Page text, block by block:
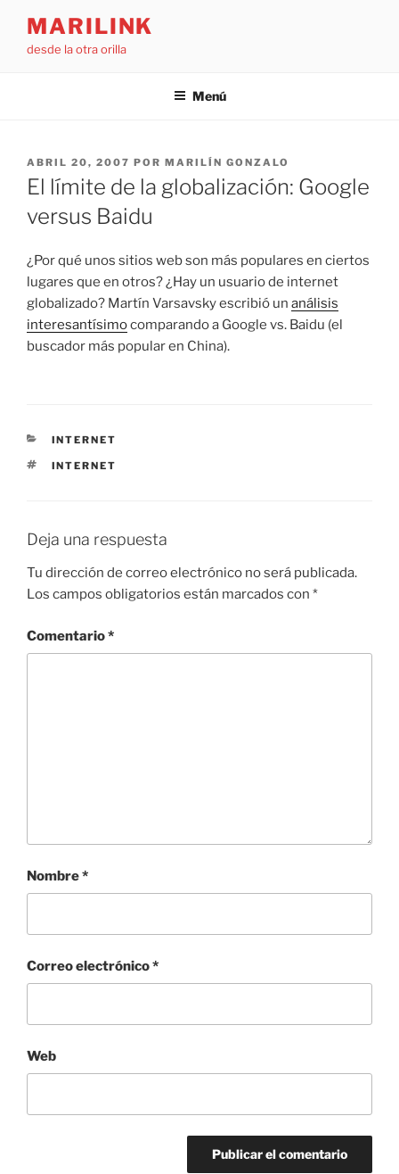
contenido
MARILINK
desde la otra orilla
Menú
PUBLICADO
EL
ABRIL 20, 2007 POR MARILÍN GONZALO
El límite de la globalización: Google
versus Baidu
¿Por qué unos sitios web son más populares en ciertos
lugares que en otros? ¿Hay un usuario de internet
globalizado? Martín Varsavsky escribió un análisis
interesantísimocomparando a Google vs. Baidu (el
buscador más popular en China).
CATEGORÍAS
INTERNET
ETIQUETAS
INTERNET
Deja una respuesta
Tu dirección de correo electrónico no será publicada.
Los campos obligatorios están marcados con *
Comentario*
Nombre*
Correo electrónico*
Web